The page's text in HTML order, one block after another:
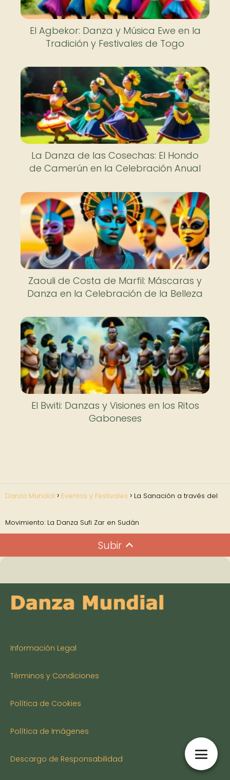
El Agbekor: Danza y Música Ewe en la
Tradición y Festivales de Togo
La Danza de las Cosechas: El Hondo
de Camerún en la Celebración Anual
Zaouli de Costa de Marfil: Máscaras y
Danza en la Celebración de la Belleza
El Bwiti: Danzas y Visiones en los Ritos
Gaboneses
Danza Mundial Eventos y Festivales La Sanación a través del
Movimiento: La Danza Sufi Zar en Sudán
Subir
Información Legal
Términos y Condiciones
Política de Cookies
Política de Imágenes
Descargo de Responsabilidad